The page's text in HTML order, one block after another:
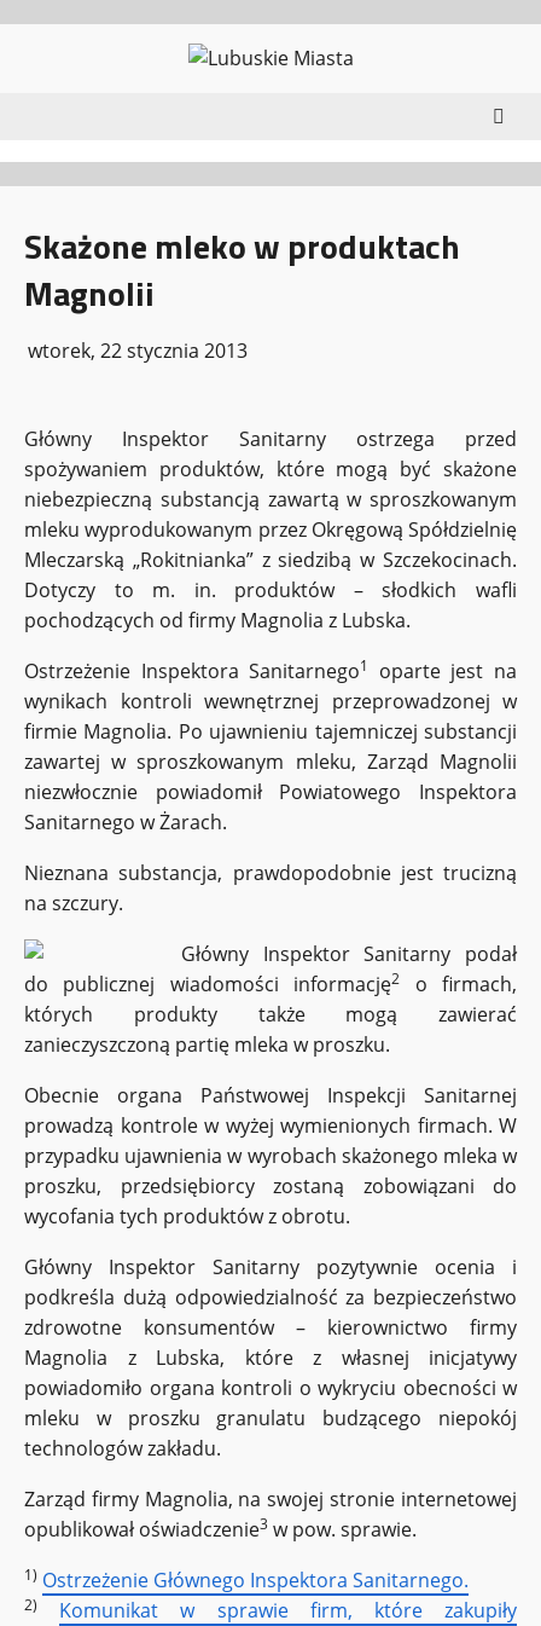
Skażone mleko w produktach
Magnolii
wtorek, 22 stycznia 2013
Główny Inspektor Sanitarny ostrzega przed
spożywaniem produktów, które mogą być skażone
niebezpieczną substancją zawartą w sproszkowanym
mleku wyprodukowanym przez Okręgową Spółdzielnię
Mleczarską „Rokitnianka” z siedzibą w Szczekocinach.
Dotyczy to m. in. produktów – słodkich wafli
pochodzących od firmy Magnolia z Lubska.
Ostrzeżenie Inspektora Sanitarnego1
oparte jest na
wynikach kontroli wewnętrznej przeprowadzonej w
firmie Magnolia. Po ujawnieniu tajemniczej substancji
zawartej w sproszkowanym mleku, Zarząd Magnolii
niezwłocznie powiadomił Powiatowego Inspektora
Sanitarnego w Żarach.
Nieznana substancja, prawdopodobnie jest trucizną
na szczury.
Główny Inspektor Sanitarny podał
do publicznej wiadomości informację2
o firmach,
których produkty także mogą zawierać
zanieczyszczoną partię mleka w proszku.
Obecnie organa Państwowej Inspekcji Sanitarnej
prowadzą kontrole w wyżej wymienionych firmach. W
przypadku ujawnienia w wyrobach skażonego mleka w
proszku, przedsiębiorcy zostaną zobowiązani do
wycofania tych produktów z obrotu.
Główny Inspektor Sanitarny pozytywnie ocenia i
podkreśla dużą odpowiedzialność za bezpieczeństwo
zdrowotne konsumentów – kierownictwo firmy
Magnolia z Lubska, które z własnej inicjatywy
powiadomiło organa kontroli o wykryciu obecności w
mleku w proszku granulatu budzącego niepokój
technologów zakładu.
Zarząd firmy Magnolia, na swojej stronie internetowej
opublikował oświadczenie3 w pow. sprawie.
1) Ostrzeżenie Głównego Inspektora Sanitarnego.
2)
Komunikat w sprawie firm, które zakupiły